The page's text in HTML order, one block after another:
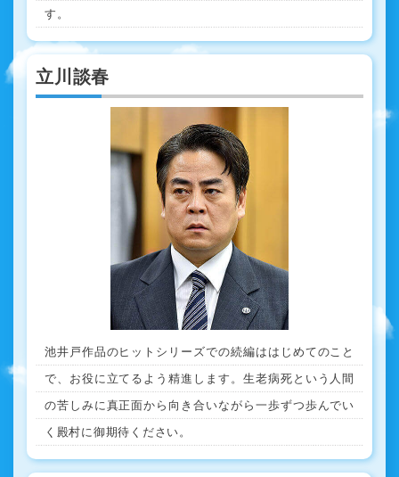
す。
立川談春
池井戸作品のヒットシリーズでの続編ははじめてのこと
で、お役に立てるよう精進します。生老病死という人間
の苦しみに真正面から向き合いながら一歩ずつ歩んでい
く殿村に御期待ください。